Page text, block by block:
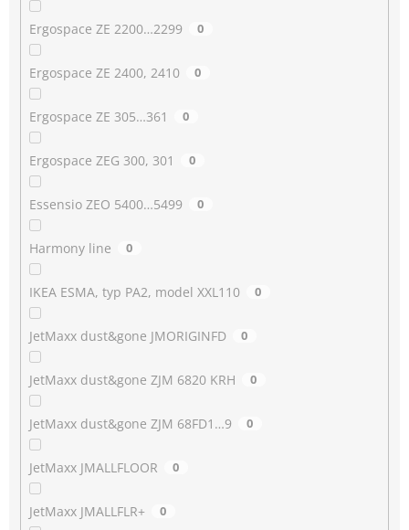
Ergospace ZE 2200…2299 0
Ergospace ZE 2400, 2410 0
Ergospace ZE 305…361 0
Ergospace ZEG 300, 301 0
Essensio ZEO 5400…5499 0
Harmony line 0
IKEA ESMA, typ PA2, model XXL110 0
JetMaxx dust&gone JMORIGINFD 0
JetMaxx dust&gone ZJM 6820 KRH 0
JetMaxx dust&gone ZJM 68FD1…9 0
JetMaxx JMALLFLOOR 0
JetMaxx JMALLFLR+ 0